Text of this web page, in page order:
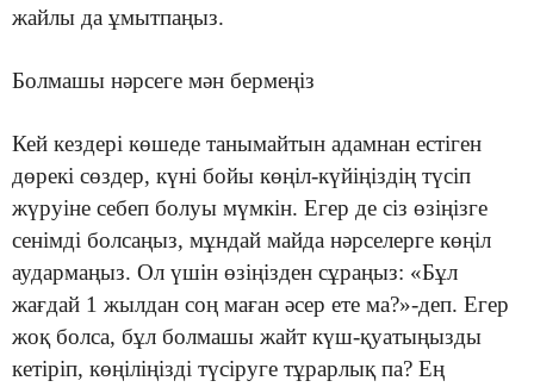
жайлы да ұмытпаңыз.
Болмашы нәрсеге мән бермеңіз
Кей кездері көшеде танымайтын адамнан естіген
дөрекі сөздер, күні бойы көңіл-күйіңіздің түсіп
жүруіне себеп болуы мүмкін. Егер де сіз өзіңізге
сенімді болсаңыз, мұндай майда нәрселерге көңіл
аудармаңыз. Ол үшін өзіңізден сұраңыз: «Бұл
жағдай 1 жылдан соң маған әсер ете ма?»-деп. Егер
жоқ болса, бұл болмашы жайт күш-қуатыңызды
кетіріп, көңіліңізді түсіруге тұрарлық па? Ең